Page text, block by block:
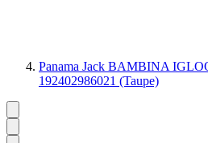
Panama Jack BAMBINA
192402986021 (Taupe)